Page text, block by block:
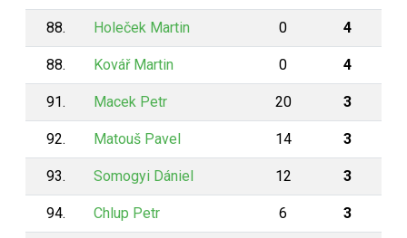
88. Holeček Martin 0 4
88. Kovář Martin 0 4
91. Macek Petr 20 3
92. Matouš Pavel 14 3
93. Somogyi Dániel 12 3
94. Chlup Petr 6 3